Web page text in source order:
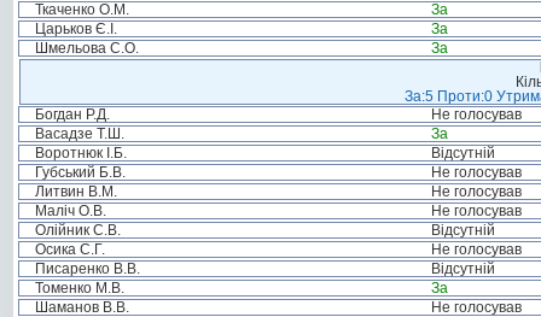
Ткаченко О.М.
За
Царьков Є.І.
За
Шмельова С.О.
За
За:5 Проти:0
Богдан Р.Д.
Не голосував
Васадзе Т.Ш.
За
Воротнюк І.Б.
Відсутній
Губський Б.В.
Не голосував
Литвин В.М.
Не голосував
Маліч О.В.
Не голосував
Олійник С.В.
Відсутній
Осика С.Г.
Не голосував
Писаренко В.В.
Відсутній
Томенко М.В.
За
Шаманов В.В.
Не голосував